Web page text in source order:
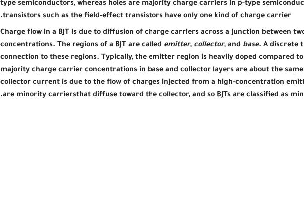
type semiconductors, whereas holes are majority charge carriers in p-type
transistors such as the field-effect transistors have only one kind of charge carrier.
Charge flow in a BJT is due to diffusion of charge carriers across a junction between
concentrations. The regions of a BJT are called emitter, collector, and base. A discrete
connection to these regions. Typically, the emitter region is heavily doped compared
majority charge carrier concentrations in base and collector layers are about the same.
collector current is due to the flow of charges injected from a high-concentration
are minority carriersthat diffuse toward the collector, and so BJTs are classified as